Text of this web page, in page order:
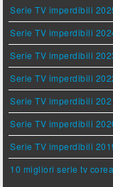
Serie TV imperdibili
Serie TV imperdibili
Serie TV imperdibili
Serie TV imperdibili
Serie TV imperdibili
Serie TV imperdibili
Serie TV imperdibili
10 migliori serie tv